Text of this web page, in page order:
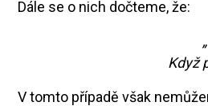
Dále se o nich dočteme, že:
Když
V tomto případě však